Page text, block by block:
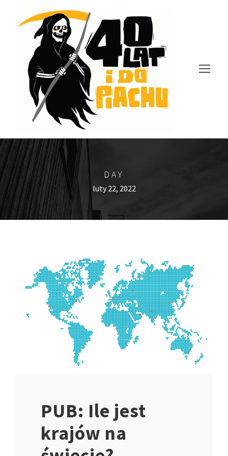
DAY
luty 22, 2022
PUB: Ile jest
krajów na